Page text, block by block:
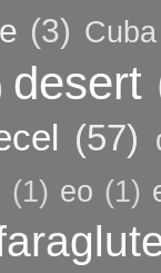
(3) Cuba
desert
(57)
(1) eo (1)